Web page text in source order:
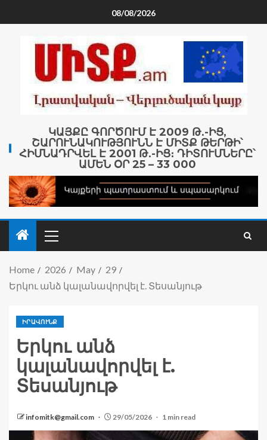
08/08/2026
ԿԱՅՔԸ ԳՈՐԾՈՒՄ Է 2009 Թ․-ԻՑ,
ՇԱՐՈՒՆԱԿՈՒԹՅՈՒՆՆ Է ՄԻՏՔ ԹԵՐԹԻ՝
ՀԻՄՆԱԴՐՎԵԼ Է 2001 Թ․-ԻՑ։ ԴԻՏՈՒՄՆԵՐԸ՝
ԱՄԵՆ ՕՐ 25 – 33 000
Home 2026 May
29
Երկու անձ կալանավորվել է. Տեսանյութ
ԻՐԱՎՈՒՆՔ
Երկու անձ
կալանավորվել է.
Տեսանյութ
infomitk@gmail.com 29/05/2026 1 min read